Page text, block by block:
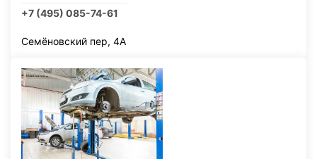
+7 (495) 085-74-61
Семёновский пер, 4А